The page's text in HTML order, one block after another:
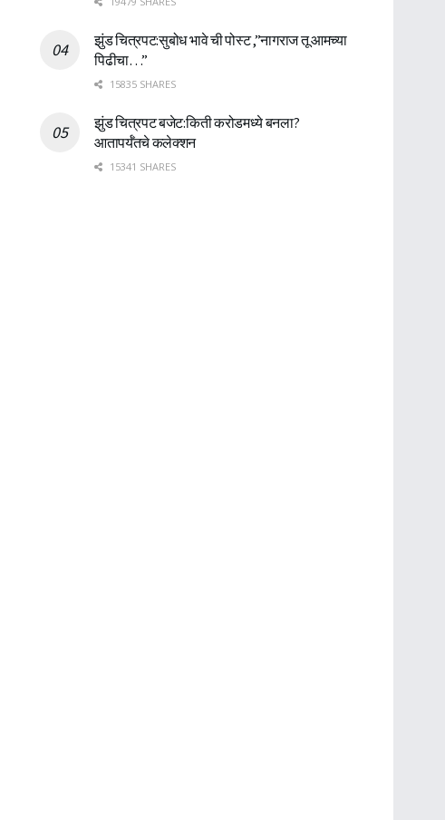
झुंड चित्रपट:सुबोध भावे ची पोस्ट ,”नागराज तू आमच्या
पिढीचा…”
15835 SHARES
झुंड चित्रपट बजेट:किती करोडमध्ये बनला?
आतापर्यँतचे कलेक्शन
15341 SHARES